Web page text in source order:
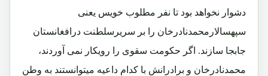
دشوار نخواهد بود تا نفر مطلوب خویس یعنی
سپهسالارمحمدنادرخان را بر سریرسلطنت درافغانستان
جابجا سازند. اگر حکومت سقوی را رویکار نمی آوردند،
محمدنادرخان و برادرانش با کدام داعیه میتوانستند به وطن